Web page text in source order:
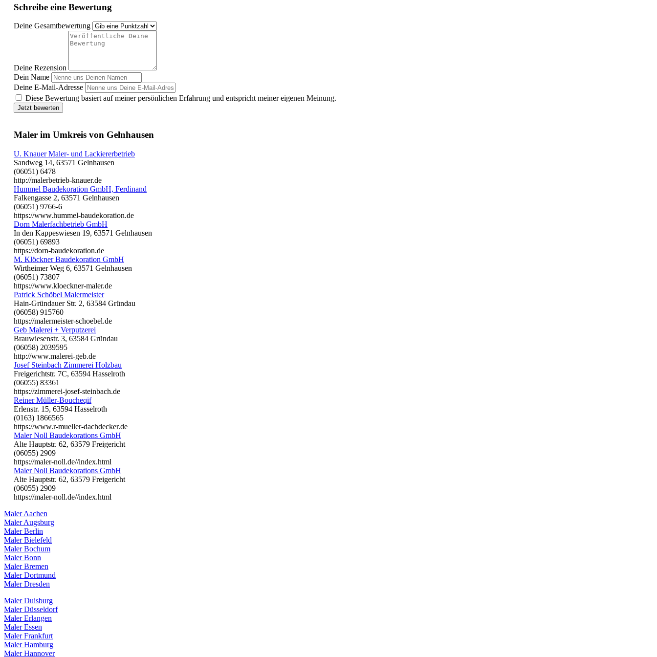
Schreibe eine Bewertung
Deine Gesamtbewertung
Deine Rezension
Dein Name
Deine E-Mail-Adresse
Diese Bewertung basiert auf meiner persönlichen Erfahrung und entspricht meiner eigenen Meinung.
Jetzt bewerten
Maler im Umkreis von Gelnhausen
U. Knauer Maler- und Lackiererbetrieb
Sandweg 14, 63571 Gelnhausen
(06051) 6478
http://malerbetrieb-knauer.de
Hummel Baudekoration GmbH, Ferdinand
Falkengasse 2, 63571 Gelnhausen
(06051) 9766-6
https://www.hummel-baudekoration.de
Dorn Malerfachbetrieb GmbH
In den Kappeswiesen 19, 63571 Gelnhausen
(06051) 69893
https://dorn-baudekoration.de
M. Klöckner Baudekoration GmbH
Wirtheimer Weg 6, 63571 Gelnhausen
(06051) 73807
https://www.kloeckner-maler.de
Patrick Schöbel Malermeister
Hain-Gründauer Str. 2, 63584 Gründau
(06058) 915760
https://malermeister-schoebel.de
Geb Malerei + Verputzerei
Brauwiesenstr. 3, 63584 Gründau
(06058) 2039595
http://www.malerei-geb.de
Josef Steinbach Zimmerei Holzbau
Freigerichtstr. 7C, 63594 Hasselroth
(06055) 83361
https://zimmerei-josef-steinbach.de
Reiner Müller-Boucheqif
Erlenstr. 15, 63594 Hasselroth
(0163) 1866565
https://www.r-mueller-dachdecker.de
Maler Noll Baudekorations GmbH
Alte Hauptstr. 62, 63579 Freigericht
(06055) 2909
https://maler-noll.de//index.html
Maler Noll Baudekorations GmbH
Alte Hauptstr. 62, 63579 Freigericht
(06055) 2909
https://maler-noll.de//index.html
Maler Aachen
Maler Augsburg
Maler Berlin
Maler Bielefeld
Maler Bochum
Maler Bonn
Maler Bremen
Maler Dortmund
Maler Dresden
Maler Duisburg
Maler Düsseldorf
Maler Erlangen
Maler Essen
Maler Frankfurt
Maler Hamburg
Maler Hannover